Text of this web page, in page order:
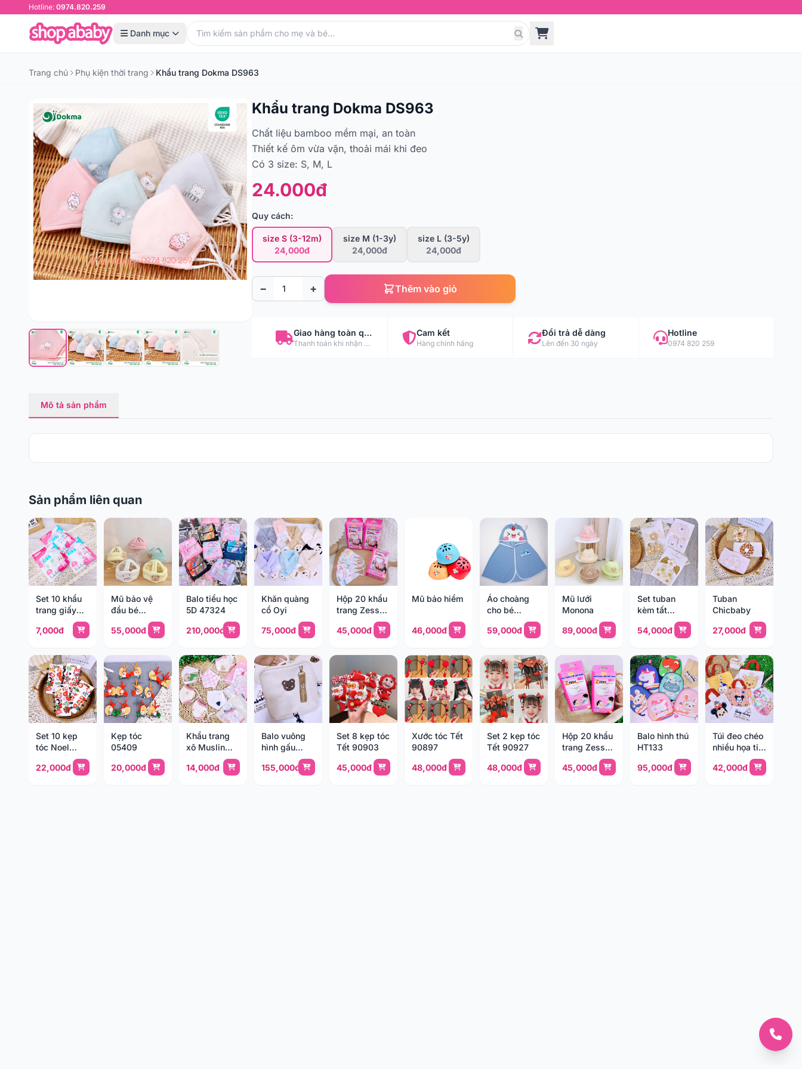
Hotline: 0974.820.259
Danh mục
Trang chủ Phụ kiện thời trang Khẩu trang Dokma DS963
Khẩu trang Dokma DS963
Chất liệu bamboo mềm mại, an toàn
Thiết kế ôm vừa vặn, thoải mái khi đeo
Có 3 size: S, M, L
24.000đ
Quy cách:
size S (3-12m)
24,000đ
size M (1-3y)
24,000đ
size L (3-5y)
24,000đ
− + Thêm vào giỏ
Giao hàng toàn quốc
Thanh toán khi nhận hàng
Cam kết
Hàng chính hãng
Đổi trả dễ dàng
Lên đến 30 ngày
Hotline
0974 820 259
Mô tả sản phẩm
Sản phẩm liên quan
Set 10 khẩu
trang giấy
7,000đ
Mũ bảo vệ
đầu bé
55,000đ
Balo tiểu học
5D 47324
210,000đ
Khăn quàng
cổ Oyi
75,000đ
Hộp 20 khẩu
trang Zessy
5D (6-18m)
45,000đ
Mũ bảo hiểm
46,000đ
Áo choàng
cho bé
Bioamicus
59,000đ
Mũ lưới
Monona
89,000đ
Set tuban
kèm tất
Chicbaby
54,000đ
Tuban
Chicbaby
27,000đ
Set 10 kẹp
tóc Noel
22,000đ
Kẹp tóc
05409
20,000đ
Khẩu trang
xô Muslin
14,000đ
Balo vuông
hình gấu
155,000đ
Set 8 kẹp tóc
Tết 90903
45,000đ
Xước tóc Tết
90897
48,000đ
Set 2 kẹp tóc
Tết 90927
48,000đ
Hộp 20 khẩu
trang Zessy
45,000đ
Balo hình thú
HT133
95,000đ
Túi đeo chéo
nhiều họa tiết
42,000đ